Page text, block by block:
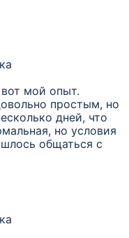
мой опыт.
простым, но
дней, что
но условия
общаться с